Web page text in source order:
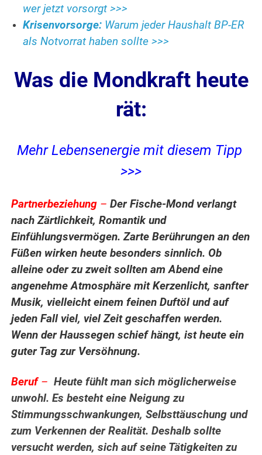
wer jetzt vorsorgt >>>
Krisenvorsorge: Warum jeder Haushalt BP-ER
als Notvorrat haben sollte >>>
Was die Mondkraft heute
rät:
Mehr Lebensenergie mit diesem Tipp
>>>
Partnerbeziehung –Der Fische-Mond verlangt
nach Zärtlichkeit, Romantik und
Einfühlungsvermögen. Zarte Berührungen an den
Füßen wirken heute besonders sinnlich. Ob
alleine oder zu zweit sollten am Abend eine
angenehme Atmosphäre mit Kerzenlicht, sanfter
Musik, vielleicht einem feinen Duftöl und auf
jeden Fall viel, viel Zeit geschaffen werden.
Wenn der Haussegen schief hängt, ist heute ein
guter Tag zur Versöhnung.
Beruf– Heute fühlt man sich möglicherweise
unwohl. Es besteht eine Neigung zu
Stimmungsschwankungen, Selbsttäuschung und
zum Verkennen der Realität. Deshalb sollte
versucht werden, sich auf seine Tätigkeiten zu